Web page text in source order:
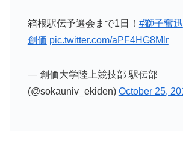
箱根駅伝予選会まで1日！ #獅子奮迅
創価 pic.twitter.com/aPF4HG8Mlr
— 創価大学陸上競技部 駅伝部
(@sokauniv_ekiden) October 25,